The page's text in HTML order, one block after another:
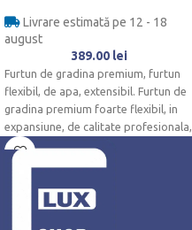
Livrare estimată pe 12 - 18
august
389.00 lei
Furtun de gradina premium, furtun
flexibil, de apa, extensibil. Furtun de
gradina premium foarte flexibil, in
expansiune, de calitate profesionala,